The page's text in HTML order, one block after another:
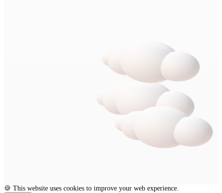
🍪 This website uses cookies to improve your web experience.